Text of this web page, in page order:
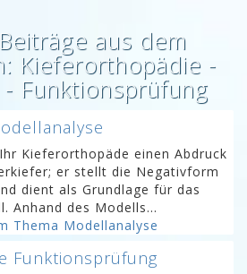
aus dem
Kieferorthopädie -
Funktionsprüfung
Kieferorthopäde einen Abdruck
er stellt die Negativform
dient als Grundlage für das
Anhand des Modells...
Thema Modellanalyse
Funktionsprüfung